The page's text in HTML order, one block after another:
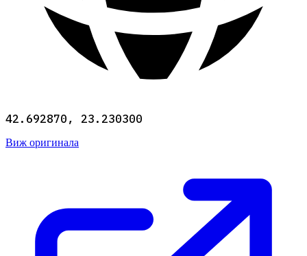
42.692870, 23.230300
Виж оригинала